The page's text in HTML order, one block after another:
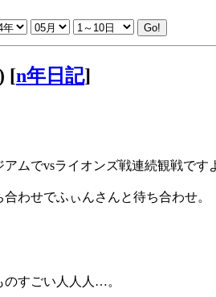
[n年日記]
アムでvsライオンズ戦連続観戦で
わせでふぃんさんと待ち合わせ。
すごい人人人…。